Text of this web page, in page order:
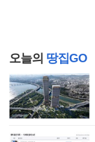
오늘의 땅집GO